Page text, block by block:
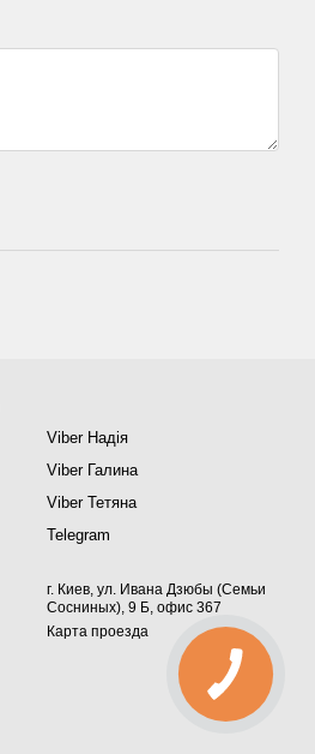
Viber Надія
Viber Галина
Viber Тетяна
Telegram
г. Киев, ул. Ивана Дзюбы (Семьи
Сосниных), 9 Б, офис 367
Карта проезда